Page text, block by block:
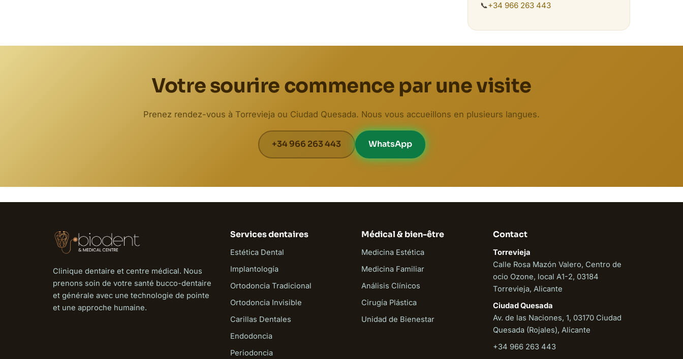
📞+34 966 263 443
Votre sourire commence par une visite
Prenez rendez-vous à Torrevieja ou Ciudad Quesada. Nous vous accueillons en plusieurs langues.
+34 966 263 443 WhatsApp
Clinique dentaire et centre médical. Nous
prenons soin de votre santé bucco-dentaire
et générale avec une technologie de pointe
et une approche humaine.
Services dentaires
Estética Dental
Implantología
Ortodoncia Tradicional
Ortodoncia Invisible
Carillas Dentales
Endodoncia
Periodoncia
Médical & bien-être
Medicina Estética
Medicina Familiar
Análisis Clínicos
Cirugía Plástica
Unidad de Bienestar
Contact
Torrevieja
Calle Rosa Mazón Valero, Centro de
ocio Ozone, local A1-2, 03184
Torrevieja, Alicante
Ciudad Quesada
Av. de las Naciones, 1, 03170 Ciudad
Quesada (Rojales), Alicante
+34 966 263 443